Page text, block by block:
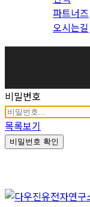
파트너즈
오시는길
비밀번호
목록보기
비밀번호 확인